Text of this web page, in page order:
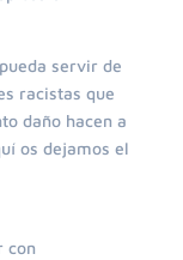
servir de
racistas que
daño hacen a
os dejamos el
con